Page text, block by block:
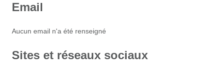
Email
Aucun email n'a été renseigné
Sites et réseaux sociaux